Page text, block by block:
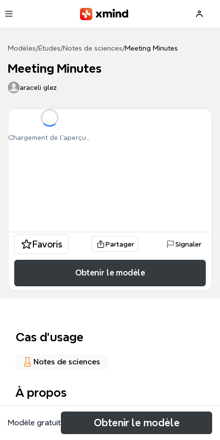
Modèles/Études/Notes de sciences/Meeting Minutes
Meeting Minutes
araceli glez
Chargement de l'aperçu...
Favoris Partager Signaler
Obtenir le modèle
Cas d’usage
Notes de sciences
À propos
El mapa mental 'Sistema nervioso autónomo'
desglosa en 66 nodos el control de funciones
Modèle gratuit Obtenir le modèle